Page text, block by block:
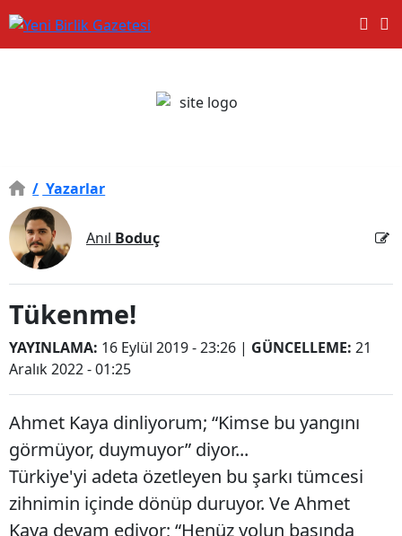
/ Yazarlar
Anıl Boduç
Tükenme!
YAYINLAMA: 16 Eylül 2019 - 23:26 | GÜNCELLEME: 21
Aralık 2022 - 01:25
Ahmet Kaya dinliyorum; “Kimse bu yangını
görmüyor, duymuyor” diyor...
Türkiye'yi adeta özetleyen bu şarkı tümcesi
zihnimin içinde dönüp duruyor. Ve Ahmet
Kaya devam ediyor; “Henüz yolun başında